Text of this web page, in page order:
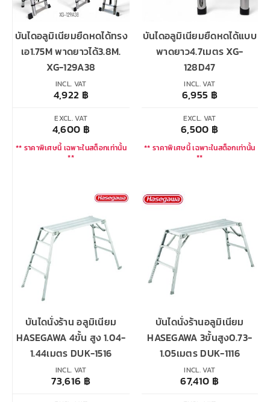
บันไดอลูมิเนียมยืดหดได้ทรง
เอ1.75M พาดยาวได้3.8M.
XG-129A38
INCL. VAT
4,922 ฿
EXCL. VAT
4,600 ฿
** ราคาพิเศษนี้ เฉพาะในสต็อกเท่านั้น
**
บันไดอลูมิเนียมยืดหดได้แบบ
พาดยาว4.7เมตร XG-
128D47
INCL. VAT
6,955 ฿
EXCL. VAT
6,500 ฿
** ราคาพิเศษนี้ เฉพาะในสต็อกเท่านั้น
**
บันไดนั่งร้าน อลูมิเนียม
HASEGAWA 4ขั้น สูง 1.04-
1.44เมตร DUK-1516
INCL. VAT
73,616 ฿
บันไดนั่งร้านอลูมิเนียม
HASEGAWA 3ขั้นสูง0.73-
1.05เมตร DUK-1116
INCL. VAT
67,410 ฿